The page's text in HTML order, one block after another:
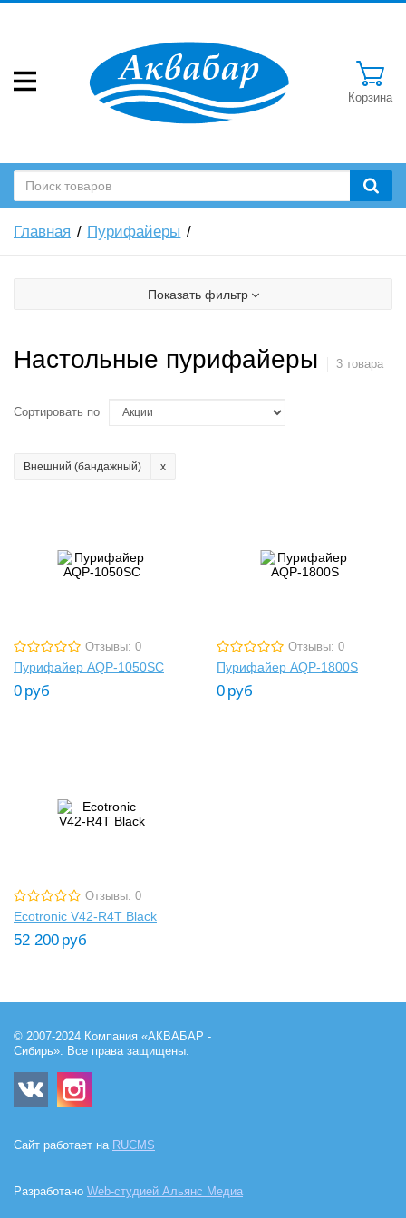
Корзина
Главная Пурифайеры
Показать фильтр
Настольные пурифайеры 3 товара
Сортировать по
Внешний (бандажный)
Отзывы: 0
Пурифайер AQP-1050SC
0 руб
Отзывы: 0
Пурифайер AQP-1800S
0 руб
Отзывы: 0
Ecotronic V42-R4T Black
52 200 руб
© 2007-2024 Компания «АКВАБАР -
Сибирь». Все права защищены.
Сайт работает на RUCMS
Разработано Web-студией Альянс Медиа